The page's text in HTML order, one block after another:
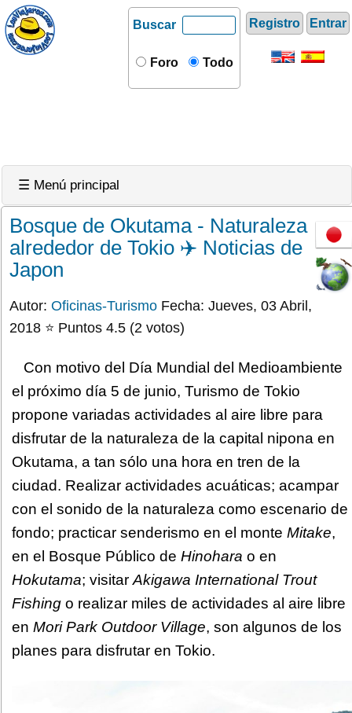
Registro Entrar
Buscar
Foro Todo
☰ Menú principal
Bosque de Okutama - Naturaleza
alrededor de Tokio ✈️ Noticias de
Japon
Autor: Oficinas-Turismo Fecha: Jueves, 03 Abril,
2018 ⭐ Puntos 4.5 (2 votos)
Con motivo del Día Mundial del Medioambiente
el próximo día 5 de junio, Turismo de Tokio
propone variadas actividades al aire libre para
disfrutar de la naturaleza de la capital nipona en
Okutama, a tan sólo una hora en tren de la
ciudad. Realizar actividades acuáticas; acampar
con el sonido de la naturaleza como escenario de
fondo; practicar senderismo en el monte Mitake,
en el Bosque Público de Hinohara o en
Hokutama; visitar Akigawa International Trout
Fishing o realizar miles de actividades al aire libre
en Mori Park Outdoor Village, son algunos de los
planes para disfrutar en Tokio.